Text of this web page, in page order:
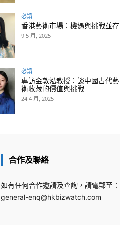
必讀
香港藝術市場：機遇與挑戰並存
9 5 月, 2025
必讀
專訪金敦泓教授：談中國古代藝
術收藏的價值與挑戰
24 4 月, 2025
合作及聯絡
如有任何合作邀請及查詢，請電郵至：
general-enq@hkbizwatch.com